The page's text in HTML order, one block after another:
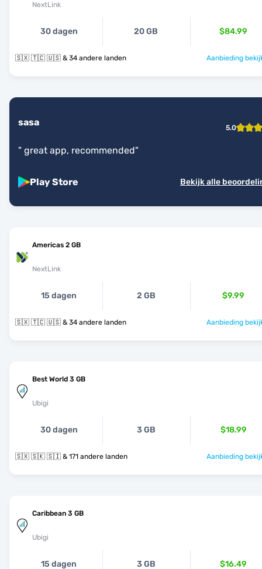
NextLink
30 dagen 20 GB $84.99
🇸🇽 🇹🇨 🇺🇸 & 34 andere landen Aanbieding
sasa 5.0
" great app, recommended"
Play Store Bekijk alle
Americas 2 GB
NextLink
15 dagen 2 GB $9.99
🇸🇽 🇹🇨 🇺🇸 & 34 andere landen Aanbieding
Best World 3 GB
Ubigi
30 dagen 3 GB $18.99
🇸🇽 🇸🇰 🇸🇮 & 171 andere landen Aanbieding
Caribbean 3 GB
Ubigi
15 dagen 3 GB $16.49